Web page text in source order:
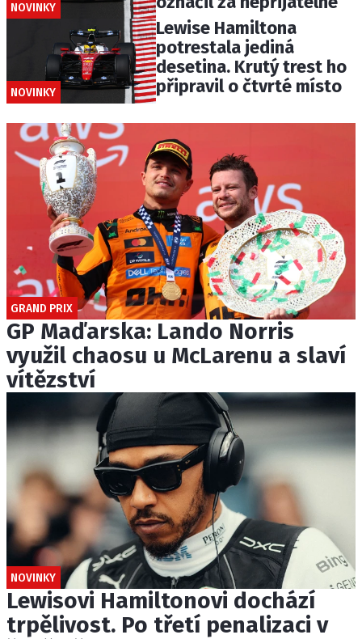
NOVINKY
NOVINKY
Lewise Hamiltona
potrestala jediná
desetina. Krutý trest ho
připravil o čtvrté místo
GRAND PRIX
GP Maďarska: Lando Norris
využil chaosu u McLarenu a slaví
vítězství
NOVINKY
Lewisovi Hamiltonovi dochází
trpělivost. Po třetí penalizaci v